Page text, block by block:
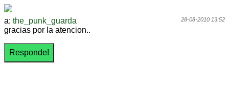
28-08-2010 13:52
a: the_punk_guarda
gracias por la atencion..